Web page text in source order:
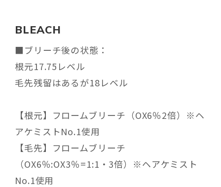
BLEACH
■ブリーチ後の状態：
根元17.75レベル
毛先残留はあるが18レベル
【根元】フロームブリーチ（OX6％2倍）※ヘ
アケミストNo.1使用
【毛先】フロームブリーチ
（OX6％:OX3％=1:1・3倍）※ヘアケミスト
No.1使用